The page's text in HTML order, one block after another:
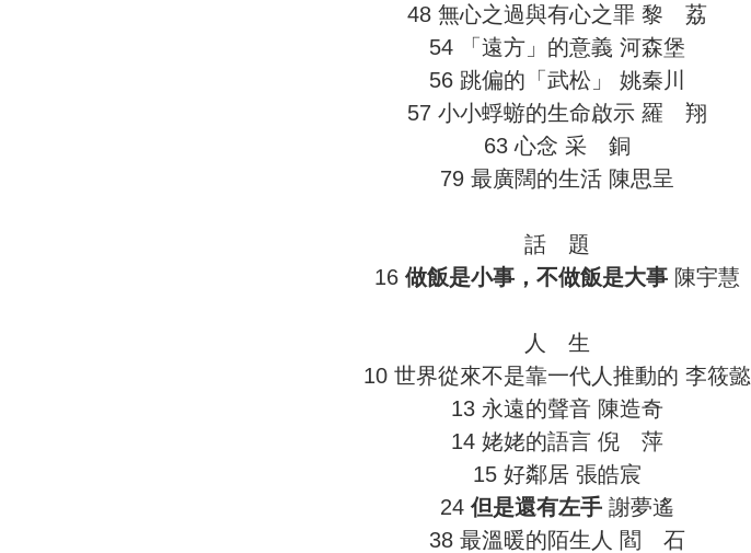
48 無心之過與有心之罪 黎 荔
54 「遠方」的意義 河森堡
56 跳偏的「武松」 姚秦川
57 小小蜉蝣的生命啟示 羅 翔
63 心念 采 銅
79 最廣闊的生活 陳思呈
話 題
16 做飯是小事，不做飯是大事 陳宇慧
人 生
10 世界從來不是靠一代人推動的 李筱懿
13 永遠的聲音 陳造奇
14 姥姥的語言 倪 萍
15 好鄰居 張皓宸
24 但是還有左手 謝夢遙
38 最溫暖的陌生人 閻 石